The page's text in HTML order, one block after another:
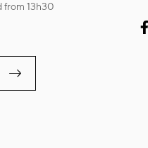
from 13h30